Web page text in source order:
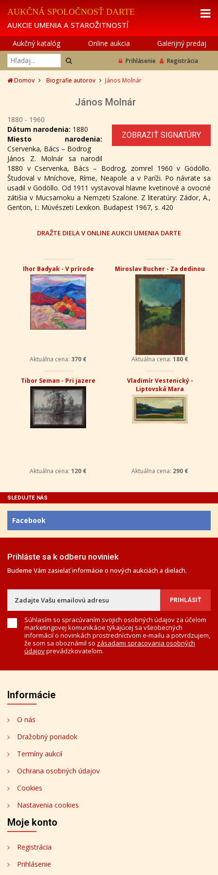
AUKČNÁ SPOLOČNOSŤ DARTE
AUKCIE UMENIA A STAROŽITNOSTÍ
Aukčný katalóg Online aukcia Galerijný predaj
Prihlásenie Registrácia
Domov Biografie autorov János Molnár
János Molnár
1880 - 1960
ZOBRAZIŤ SIGNATÚRY
Dátum narodenia: 1880
Miesto narodenia:
Cservenka, Bács – Bodrog
János Z. Molnár sa narodil
1880 v Cservenka, Bács – Bodrog, zomrel 1960 v Gödöllo.
Študoval v Mníchove, Ríme, Neapole a v Paríži. Po návrate sa
usadil v Gödöllo. Od 1911 vystavoval hlavne kvetinové a ovocné
zátišia v Mucsarnoku a Nemzeti Szalone. Z literatúry: Zádor, A.,
Genton, I.: Müvészeti Lexikon. Budapest 1967, s. 420
DRAŽTE DIELA V ONLINE AUKCII UMENIA DARTE
Ihor Badyak - V prírode
Aktuálna cena: 370 €
Miroslav Bucher - Za dedinou
Aktuálna cena: 180 €
Tibor Seman - Pri jazere
Aktuálna cena: 120 €
Vladimír Vestenický -
Liptovská Mara
Aktuálna cena: 290 €
SLEDUJTE NÁS
Facebook
Prihláste sa k odberu noviniek
Budeme Vám zasielať informácie o nových aukciách a dielach.
Súhlasím so spracúvaním svojich osobných údajov za účelom
marketingovej komunikácie týkajúcej sa všeobecných
informácií o novinkách prostredníctvom e-mailu a potvrdzujem,
že som sa oboznámil so zásadami spracovania osobných
údajovprevádzkovateľom.
Informácie
O nás
Dražobný poriadok
Termíny aukcií
Ochrana osobných údajov
Cookies
Nastavenia cookies
Moje konto
Registrácia
Prihlásenie